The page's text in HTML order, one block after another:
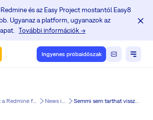
Redmine és az Easy Project mostantól Easy8
Ugyanaz a platform, ugyanazok az
További információk →
Ingyenes próbaidőszak
Képzési Központ a Redmine felhasználók számára News in Easy8 Semmi sem tarthat vissza. Még a Jira sem.